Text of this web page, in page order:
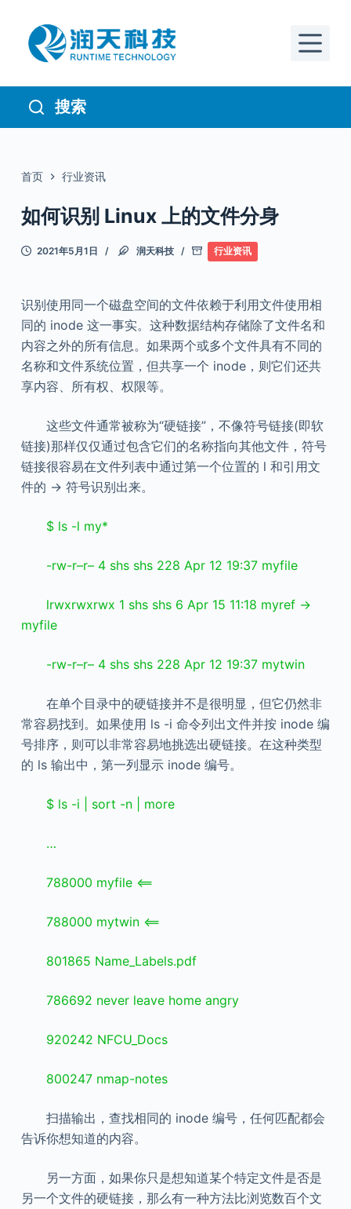
搜索
首页 行业资讯
如何识别 Linux 上的文件分身
2021年5月1日 润天科技 行业资讯
识别使用同一个磁盘空间的文件依赖于利用文件使用相
同的 inode 这一事实。这种数据结构存储除了文件名和
内容之外的所有信息。如果两个或多个文件具有不同的
名称和文件系统位置，但共享一个 inode，则它们还共
享内容、所有权、权限等。
这些文件通常被称为“硬链接”，不像符号链接(即软
链接)那样仅仅通过包含它们的名称指向其他文件，符号
链接很容易在文件列表中通过第一个位置的 l 和引用文
件的 -> 符号识别出来。
$ ls -l my*
-rw-r–r– 4 shs shs 228 Apr 12 19:37 myfile
lrwxrwxrwx 1 shs shs 6 Apr 15 11:18 myref ->
myfile
-rw-r–r– 4 shs shs 228 Apr 12 19:37 mytwin
在单个目录中的硬链接并不是很明显，但它仍然非
常容易找到。如果使用 ls -i 命令列出文件并按 inode 编
号排序，则可以非常容易地挑选出硬链接。在这种类型
的 ls 输出中，第一列显示 inode 编号。
$ ls -i | sort -n | more
…
788000 myfile <==
788000 mytwin <==
801865 Name_Labels.pdf
786692 never leave home angry
920242 NFCU_Docs
800247 nmap-notes
扫描输出，查找相同的 inode 编号，任何匹配都会
告诉你想知道的内容。
另一方面，如果你只是想知道某个特定文件是否是
另一个文件的硬链接，那么有一种方法比浏览数百个文